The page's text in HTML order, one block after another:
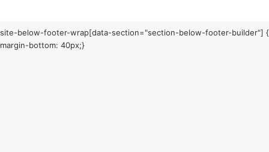
site-below-footer-wrap[data-section="section-below-footer-builder"] {
margin-bottom: 40px;}